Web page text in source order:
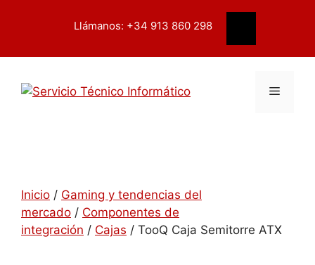
Buscar
Llámanos: +34 913 860 298
Menú
Inicio / Gaming y tendencias del
mercado / Componentes de
integración / Cajas / TooQ Caja Semitorre ATX